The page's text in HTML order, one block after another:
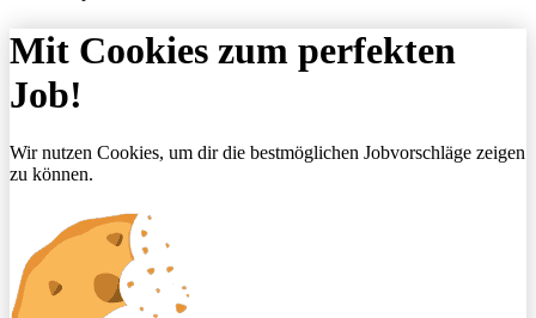
Mit Cookies zum perfekten
Job!
Wir nutzen Cookies, um dir die bestmöglichen Jobvorschläge zeigen
zu können.